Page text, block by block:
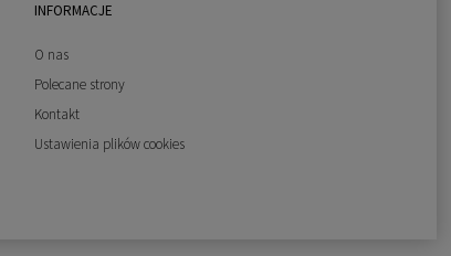
INFORMACJE
O nas
Polecane strony
Kontakt
Ustawienia plików cookies